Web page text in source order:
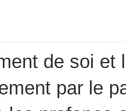
de soi
par le